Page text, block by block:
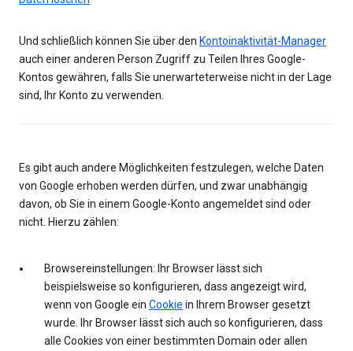
Und schließlich können Sie über den Kontoinaktivität-Manager
auch einer anderen Person Zugriff zu Teilen Ihres Google-
Kontos gewähren, falls Sie unerwarteterweise nicht in der Lage
sind, Ihr Konto zu verwenden.
Es gibt auch andere Möglichkeiten festzulegen, welche Daten
von Google erhoben werden dürfen, und zwar unabhängig
davon, ob Sie in einem Google-Konto angemeldet sind oder
nicht. Hierzu zählen:
Browsereinstellungen: Ihr Browser lässt sich
beispielsweise so konfigurieren, dass angezeigt wird,
wenn von Google ein Cookie in Ihrem Browser gesetzt
wurde. Ihr Browser lässt sich auch so konfigurieren, dass
alle Cookies von einer bestimmten Domain oder allen